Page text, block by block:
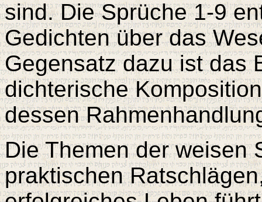
sind. Die Sprüche 1-9
Gedichten über das
Gegensatz dazu ist das
dichterische
dessen
Die Themen der weisen
praktischen